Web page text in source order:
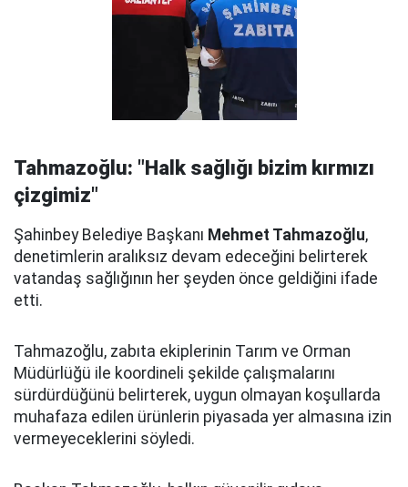
Tahmazoğlu: "Halk sağlığı bizim kırmızı
çizgimiz"
Şahinbey Belediye Başkanı Mehmet Tahmazoğlu,
denetimlerin aralıksız devam edeceğini belirterek
vatandaş sağlığının her şeyden önce geldiğini ifade
etti.
Tahmazoğlu, zabıta ekiplerinin Tarım ve Orman
Müdürlüğü ile koordineli şekilde çalışmalarını
sürdürdüğünü belirterek, uygun olmayan koşullarda
muhafaza edilen ürünlerin piyasada yer almasına izin
vermeyeceklerini söyledi.